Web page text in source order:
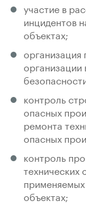
участие в
инцидентов
объектах;
организация
контроль
опасных
ремонта
опасных
контроль
технических
объектах;